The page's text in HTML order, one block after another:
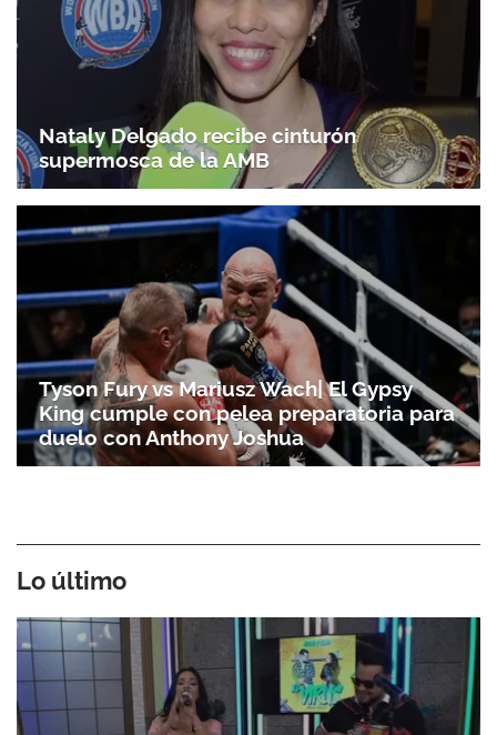
Nataly Delgado recibe cinturón
supermosca de la AMB
Tyson Fury vs Mariusz Wach| El Gypsy
King cumple con pelea preparatoria para
duelo con Anthony Joshua
Lo último